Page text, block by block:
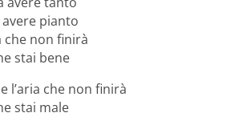
pianto
che non finirà
stai bene
l’aria che non finirà
stai male